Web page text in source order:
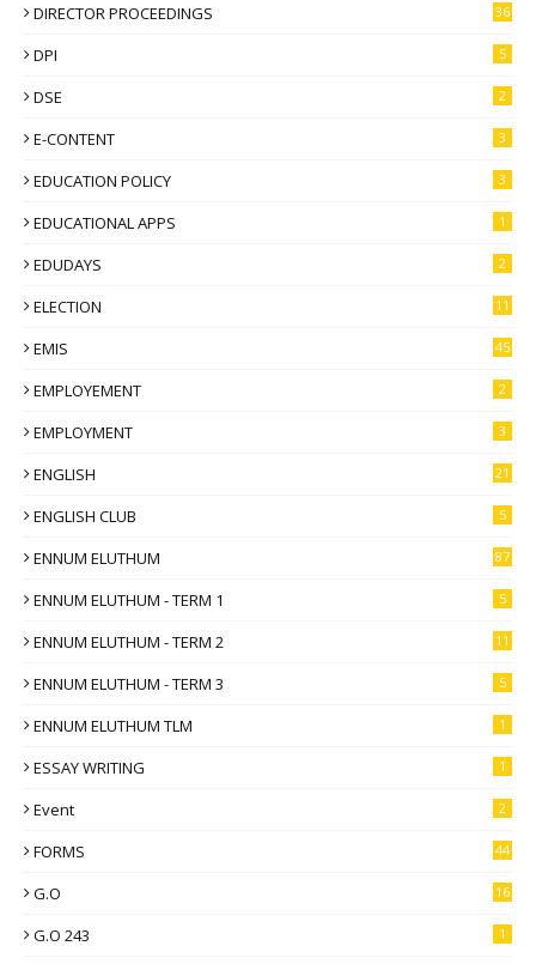
DIRECTOR PROCEEDINGS 36
DPI 5
DSE 2
E-CONTENT 3
EDUCATION POLICY 3
EDUCATIONAL APPS 1
EDUDAYS 2
ELECTION 11
EMIS 45
EMPLOYEMENT 2
EMPLOYMENT 3
ENGLISH 21
ENGLISH CLUB 5
ENNUM ELUTHUM 87
ENNUM ELUTHUM - TERM 1 5
ENNUM ELUTHUM - TERM 2 11
ENNUM ELUTHUM - TERM 3 5
ENNUM ELUTHUM TLM 1
ESSAY WRITING 1
Event 2
FORMS 44
G.O 16
G.O 243 1